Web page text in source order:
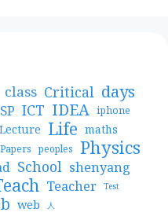
class Critical days
ICT IDEA iphone
Lecture Life maths
Papers peoples Physics
School shenyang
Teacher Test
web 人